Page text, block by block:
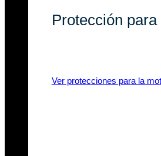
Protección
Ver protecciones para la